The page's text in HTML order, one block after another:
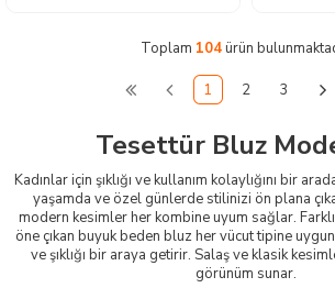
Toplam 104ürün
1 2 3
Tesettür Bluz
Kadınlar için şıklığı ve kullanım kolaylığını bir
yaşamda ve özel günlerde stilinizi ön plana
modern kesimler her kombine uyum sağlar.
öne çıkan buyuk beden bluz her vücut tipine
ve şıklığı bir araya getirir. Salaş ve klasik
görünüm sunar.